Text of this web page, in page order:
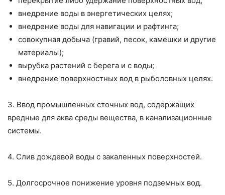
внедрение воды в энергетических целях;
внедрение воды для навигации и рафтинга;
совокупная добыча (гравий, песок, камешки и другие
материалы);
вырубка растений с берега и с воды;
внедрение поверхностных вод в рыболовных целях.
3. Ввод промышленных сточных вод, содержащих
вредные для аква среды вещества, в канализационные
системы.
4. Слив дождевой воды с закаленных поверхностей.
5. Долгосрочное понижение уровня подземных вод.